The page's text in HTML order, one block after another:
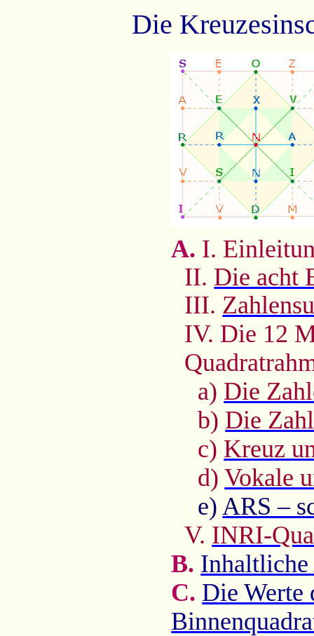
Die
A. I.
II. Die acht
III.
IV. Die 12
a) Die
b) Die
c) Kreuz
d)Vokale
e)ARS –
V. INRI-
B. Inhaltliche
C. Die Werte